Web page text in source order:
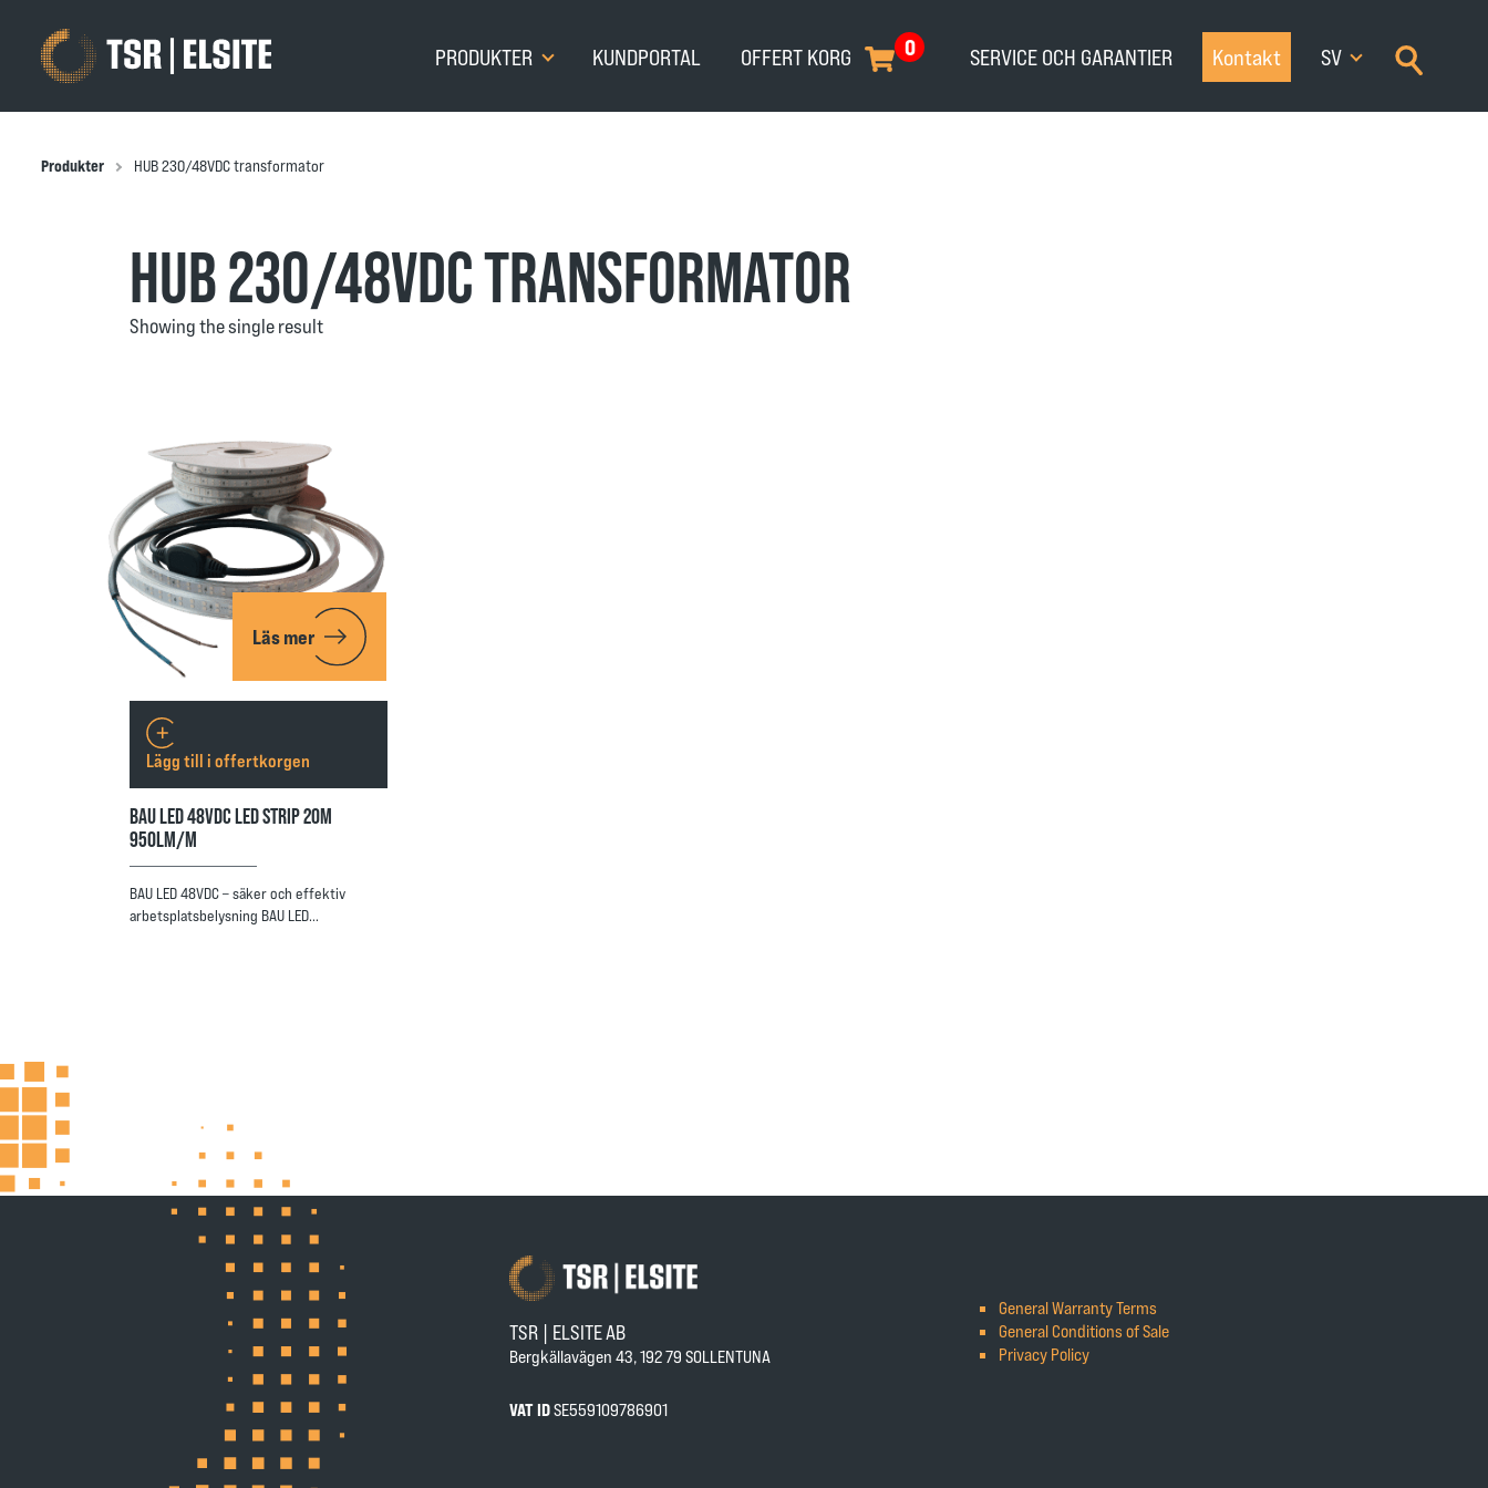
PRODUKTER KUNDPORTAL 0
OFFERT KORG SERVICE OCH GARANTIER Kontakt SV
Produkter HUB 230/48VDC transformator
HUB 230/48VDC TRANSFORMATOR
Showing the single result
Läs mer
BAU LED 48VDC LED STRIP 20M
950LM/M
BAU LED 48VDC – säker och effektiv
arbetsplatsbelysning BAU LED…
Lägg till i offertkorgen
TSR | ELSITE AB
Bergkällavägen 43, 192 79 SOLLENTUNA
VAT IDSE559109786901
General Warranty Terms
General Conditions of Sale
Privacy Policy